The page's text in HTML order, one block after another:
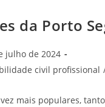
da Porto
julho de 2024
civil profissional
mais populares,